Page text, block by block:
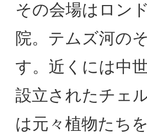
その会場はロン
院。テムズ河の
す。近くには中
設立されたチェ
は元々植物たち